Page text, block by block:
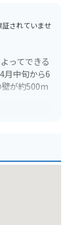
されていませ
ってできる
月中旬から6
が約500m
いので、最